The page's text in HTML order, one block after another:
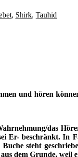
, Shirk, Tauhid
und hören
das
Er- beschränkt. In
steht
dem Grunde, weil